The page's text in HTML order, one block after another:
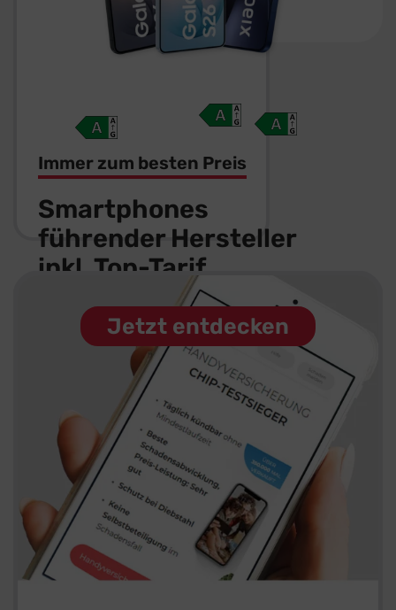
Smartphones
führender Hersteller
inkl. Top-Tarif
Jetzt entdecken
Immer zum besten Preis